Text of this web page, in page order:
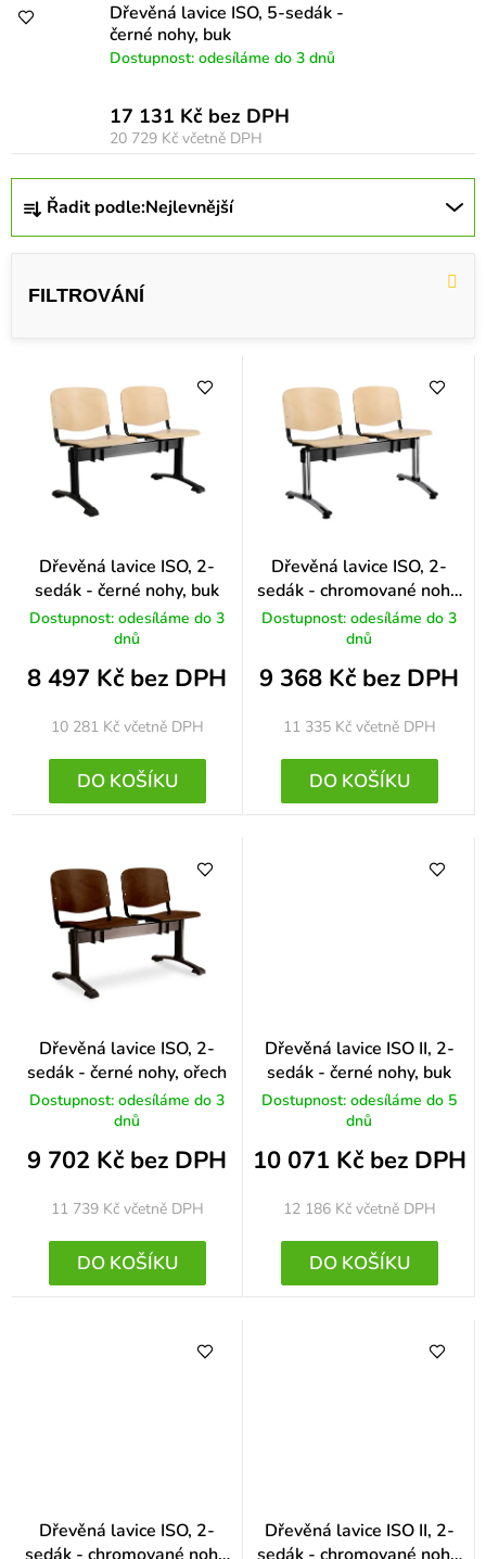
Dřevěná lavice ISO, 5-sedák -
černé nohy, buk
Dostupnost: odesíláme do 3 dnů
20 729 Kč včetně DPH
17 131 Kč bez DPH
Ř
a
z
Řadit podle:Nejlevnější
Dřevěná lavice ISO, 2-
sedák - černé nohy, buk
Dostupnost: odesíláme do 3
dnů
8 497 Kč bez DPH
10 281 Kč včetně DPH
DO KOŠÍKU
Dřevěná lavice ISO, 2-
sedák - chromované nohy,
buk
Dostupnost: odesíláme do 3
dnů
9 368 Kč bez DPH
11 335 Kč včetně DPH
DO KOŠÍKU
Dřevěná lavice ISO, 2-
sedák - černé nohy, ořech
Dostupnost: odesíláme do 3
dnů
9 702 Kč bez DPH
11 739 Kč včetně DPH
DO KOŠÍKU
Dřevěná lavice ISO II, 2-
sedák - černé nohy, buk
Dostupnost: odesíláme do 5
dnů
10 071 Kč bez DPH
12 186 Kč včetně DPH
DO KOŠÍKU
Dřevěná lavice ISO, 2-
Dřevěná lavice ISO II, 2-